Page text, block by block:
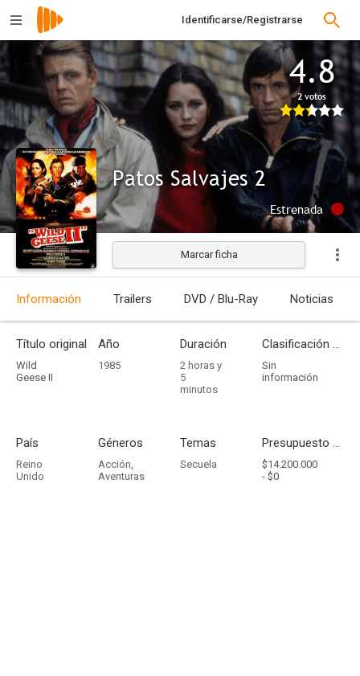
Identificarse/Registrarse
4.8
2 votos
Patos Salvajes 2
Estrenada
Marcar ficha
Información Trailers DVD / Blu-Ray Noticias
Título original
Wild
Geese II
Año
1985
Duración
2 horas y
5
minutos
Clasificación por edades
Sin
información
País
Reino
Unido
Géneros
Acción,
Aventuras
Temas
Secuela
Presupuesto - Ingresos
$14.200.000
- $0